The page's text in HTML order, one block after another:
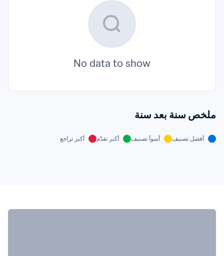
No data to show
ملخص سنة بعد سنة
أفضل تصنيف أسوأ تصنيف أكبر تقدّم أكبر تراجع